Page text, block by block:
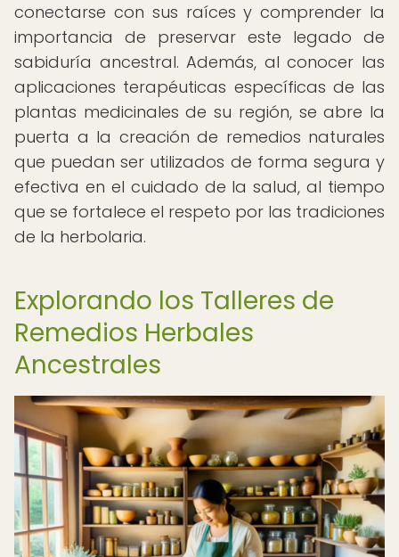
conectarse con sus raíces y comprender la
importancia de preservar este legado de
sabiduría ancestral. Además, al conocer las
aplicaciones terapéuticas específicas de las
plantas medicinales de su región, se abre la
puerta a la creación de remedios naturales
que puedan ser utilizados de forma segura y
efectiva en el cuidado de la salud, al tiempo
que se fortalece el respeto por las tradiciones
de la herbolaria.
Explorando los Talleres de
Remedios Herbales
Ancestrales